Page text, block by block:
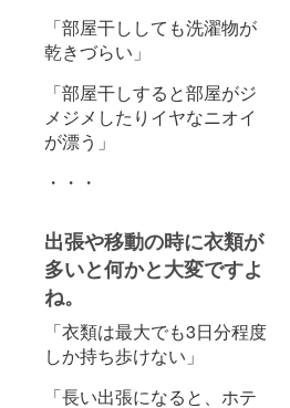
「部屋干ししても洗濯物が
乾きづらい」
「部屋干しすると部屋がジ
メジメしたりイヤなニオイ
が漂う」
・・・
出張や移動の時に衣類が
多いと何かと大変ですよ
ね。
「衣類は最大でも3日分程度
しか持ち歩けない」
「長い出張になると、ホテ